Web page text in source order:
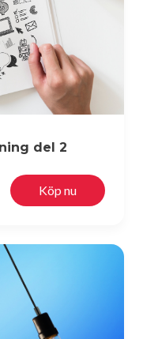
del 2
Köp nu